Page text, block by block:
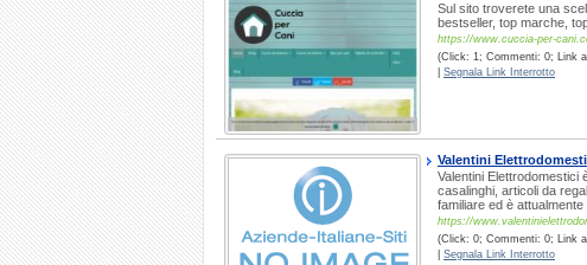
Sul sito troverete una
bestseller, top marche,
https://www.cuccia-per-
(Click: 1; Commenti: 0; Link
Segnala Link Interrotto
Valentini
Valentini Elettrodomestici
casalinghi, articoli da
familiare ed è
https://
(Click: 0; Commenti: 0; Link
Segnala Link Interrotto